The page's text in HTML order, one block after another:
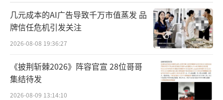
几元成本的AI广告导致千万市值蒸发 品
牌信任危机引发关注
2026-08-08 19:36:27
《披荆斩棘2026》阵容官宣 28位哥哥
集结待发
2026-08-09 13:14:10